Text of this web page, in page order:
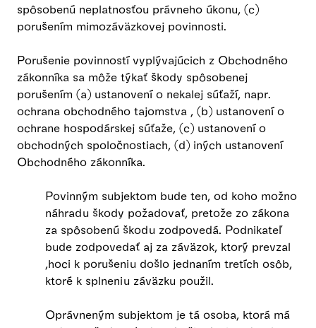
spôsobenú neplatnosťou právneho úkonu, (c)
porušením mimozáväzkovej povinnosti.
Porušenie povinností vyplývajúcich z Obchodného
zákonníka sa môže týkať škody spôsobenej
porušením (a) ustanovení o nekalej súťaží, napr.
ochrana obchodného tajomstva , (b) ustanovení o
ochrane hospodárskej súťaže, (c) ustanovení o
obchodných spoločnostiach, (d) iných ustanovení
Obchodného zákonníka.
Povinným subjektom bude ten, od koho možno
náhradu škody požadovať, pretože zo zákona
za spôsobenú škodu zodpovedá. Podnikateľ
bude zodpovedať aj za záväzok, ktorý prevzal
,hoci k porušeniu došlo jednaním tretích osôb,
ktoré k splneniu záväzku použil.
Oprávneným subjektom je tá osoba, ktorá má